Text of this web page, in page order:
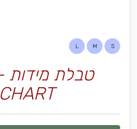
S
M
L
CHART